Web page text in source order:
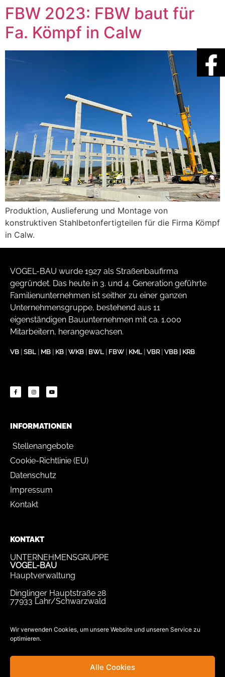
Wir verwenden Cookies, um unsere Website und unseren Service zu
optimieren.
Alle Cookies
FBW 2023: FBW baut für
Fa. Kömpf in Calw
Produktion, Auslieferung und Montage von
konstruktiven Stahlbetonfertigteilen für die Firma Kömpf
in Calw.
VOGEL-BAU wurde 1927 als Straßenbaufirma
gegründet. Das heute in 3. und 4. Generation geführte
Familienunternehmen ist seither zu einer ganzen
Unternehmensgruppe, bestehend aus 11
eigenständigen Bauunternehmen mit ca. 1.000
Mitarbeitern, herangewachsen.
VB SBL MB KB WKB BWL FBW KML VBR| VBB KRB
INFORMATIONEN
Stellenangebote
Cookie-Richtlinie (EU)
Datenschutz
Impressum
Kontakt
KONTAKT
UNTERNEHMENSGRUPPE
VOGEL-BAU
Hauptverwaltung
Dinglinger Hauptstraße 28
77933 Lahr/Schwarzwald
bewerbung@vogel-bau.de
info@vogel-bau.de